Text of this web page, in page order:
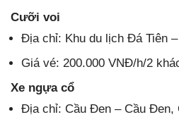
Cưỡi voi
Địa chỉ: Khu du lịch Đá Tiên –
Giá vé: 200.000 VNĐ/h/2
Xe ngựa cổ
Địa chỉ: Cầu Đen – Cầu Đen,